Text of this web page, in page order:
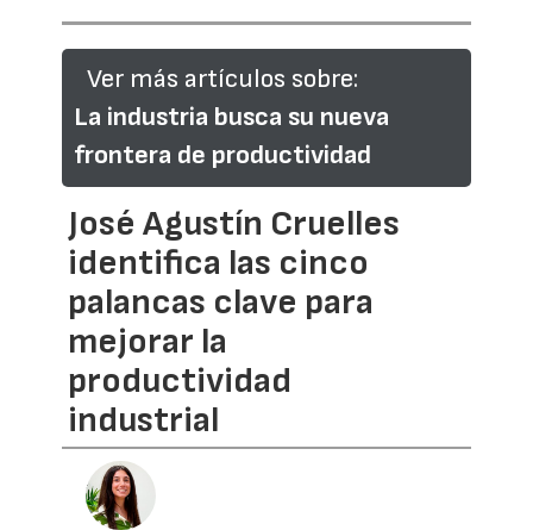
Ver más artículos sobre:
La industria busca su nueva
frontera de productividad
José Agustín Cruelles
identifica las cinco
palancas clave para
mejorar la
productividad
industrial